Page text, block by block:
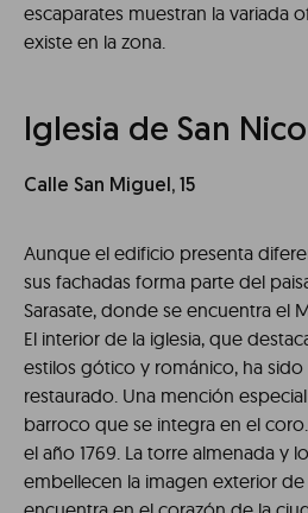
escaparates muestran la variada
existe en la zona.
Iglesia de San
Calle San Miguel, 15
Aunque el edificio presenta
sus fachadas forma parte del
Sarasate, donde se encuentra el
El interior de la iglesia, que
estilos gótico y románico, ha
restaurado. Una mención
barroco que se integra en el
el año 1769. La torre almenada y
embellecen la imagen exterior